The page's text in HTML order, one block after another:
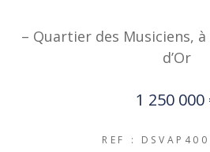
– Quartier des Musiciens,
d’Or
1 250 000
REF :